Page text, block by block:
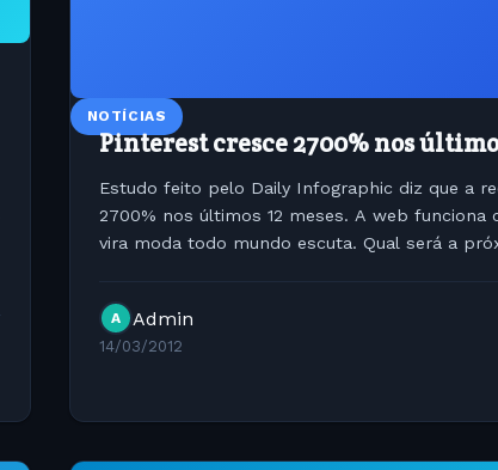
NOTÍCIAS
Pinterest cresce 2700% nos
Estudo feito pelo Daily Infographic diz que a
2700% nos últimos 12 meses. A web funciona
vira moda todo mundo escuta. Qual será a
A Admin
14/03/2012